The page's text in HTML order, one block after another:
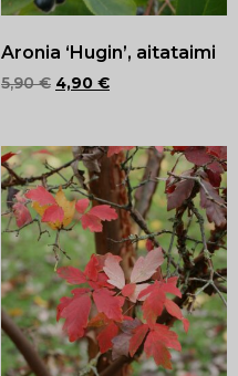
Aronia ‘Hugin’, aitataimi
5,90€ 4,90 €